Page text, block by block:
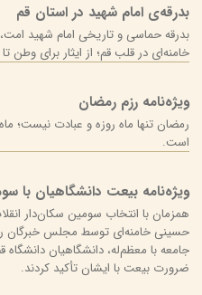
بدرقه‌ی امام شهید در استان قم
بدرقه حماسی و تاریخی امام شهید
خامنه‌ای در قلب قم؛ از ایثار برای وطن
ویژه‌نامه رزم رمضان
رمضان تنها ماه روزه و عبادت نیست؛
است.
ویژه‌نامه بیعت دانشگاهیان با
همزمان با انتخاب سومین سکان‌دار
حسینی خامنه‌ای توسط مجلس خبرگان
جامعه با معظم‌له، دانشگاهیان دانشگاه
ضرورت بیعت با ایشان تأکید کردند.